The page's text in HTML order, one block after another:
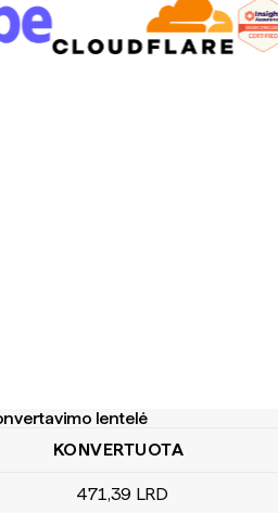
lentelė
lentelė
KONVERTUOTA
471,39 LRD